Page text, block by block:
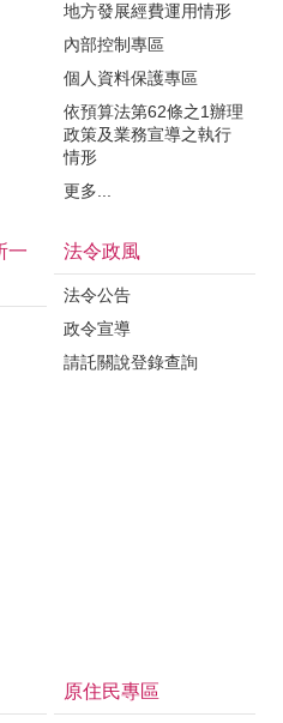
地方發展經費運用情形
內部控制專區
個人資料保護專區
依預算法第62條之1辦理
政策及業務宣導之執行
情形
更多...
一
法令政風
法令公告
政令宣導
請託關說登錄查詢
原住民專區